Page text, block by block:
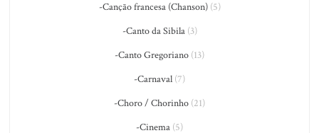
-Canção francesa (Chanson)(5)
-Canto da Sibila(3)
-Canto Gregoriano (13)
-Carnaval (7)
-Choro / Chorinho (21)
-Cinema (5)